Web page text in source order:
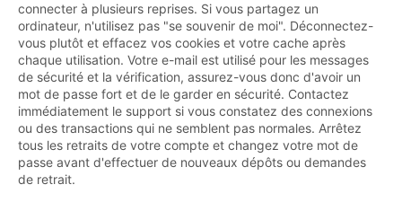
connecter à plusieurs reprises. Si vous partagez un
ordinateur, n'utilisez pas "se souvenir de moi". Déconnectez-
vous plutôt et effacez vos cookies et votre cache après
chaque utilisation. Votre e-mail est utilisé pour les messages
de sécurité et la vérification, assurez-vous donc d'avoir un
mot de passe fort et de le garder en sécurité. Contactez
immédiatement le support si vous constatez des connexions
ou des transactions qui ne semblent pas normales. Arrêtez
tous les retraits de votre compte et changez votre mot de
passe avant d'effectuer de nouveaux dépôts ou demandes
de retrait.